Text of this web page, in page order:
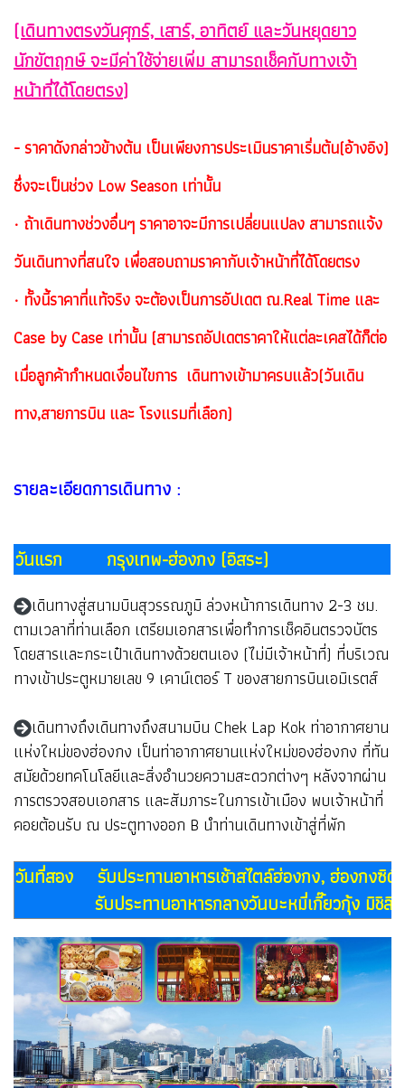
(เดินทางตรงวันศุกร์, เสาร์, อาทิตย์ และวันหยุดยาว
นักขัตฤกษ์ จะมีค่าใช้จ่ายเพิ่ม สามารถเช็คกับทางเจ้า
หน้าที่ได้โดยตรง)
- ราคาดังกล่าวข้างต้น เป็นเพียงการประเมินราคาเริ่มต้น(อ้างอิง)
ซึ่งจะเป็นช่วง Low Season เท่านั้น
· ถ้าเดินทางช่วงอื่นๆ ราคาอาจะมีการเปลี่ยนแปลง สามารถแจ้ง
วันเดินทางที่สนใจ เพื่อสอบถามราคากับเจ้าหน้าที่ได้โดยตรง
· ทั้งนี้ราคาที่แท้จริง จะต้องเป็นการอัปเดต ณ.Real Time และ
Case by Case เท่านั้น (สามารถอัปเดตราคาให้แต่ละเคสได้ก็ต่อ
เมื่อลูกค้ากำหนดเงื่อนไขการ เดินทางเข้ามาครบแล้ว(วันเดิน
ทาง,สายการบิน และ โรงแรมที่เลือก)
รายละเอียดการเดินทาง :
วันแรก กรุงเทพ-ฮ่องกง (อิสระ)
เดินทางสู่สนามบินสุวรรณภูมิ ล่วงหน้าการเดินทาง 2-3 ชม.
ตามเวลาที่ท่านเลือก เตรียมเอกสารเพื่อทำการเช็คอินตรวจบัตร
โดยสารและกระเป๋าเดินทางด้วยตนเอง (ไม่มีเจ้าหน้าที่) ที่บริเวณ
ทางเข้าประตูหมายเลข 9 เคาน์เตอร์ T ของสายการบินเอมิเรตส์
เดินทางถึงเดินทางถึงสนามบิน Chek Lap Kok ท่าอากาศยาน
แห่งใหม่ของฮ่องกง เป็นท่าอากาศยานแห่งใหม่ของฮ่องกง ที่ทัน
สมัยด้วยทคโนโลยีและสิ่งอำนวยความสะดวกต่างๆ หลังจากผ่าน
การตรวจสอบเอกสาร และสัมภาระในการเข้าเมือง พบเจ้าหน้าที่
คอยต้อนรับ ณ ประตูทางออก B นำท่านเดินทางเข้าสู่ที่พัก
วันที่สอง รับประทานอาหารเช้าสไตล์ฮ่องกง, ฮ่องกงซิตี้
รับประทานอาหารกลางวันบะหมี่เกี๊ยวกุ้ง มิชิลิน